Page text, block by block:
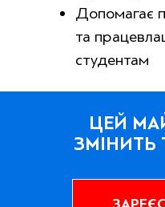
Допомагає
та
студентам
ЦЕЙ
ЗМІНИТЬ